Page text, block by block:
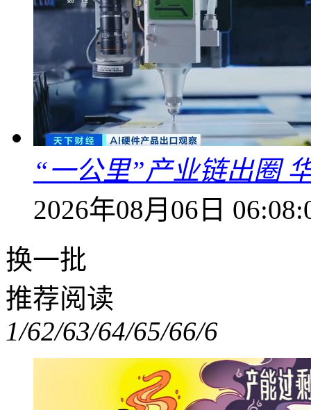
“一公里”产业链出圈
2026年08月06日
换一批
推荐阅读
1/62/63/64/65/66/6